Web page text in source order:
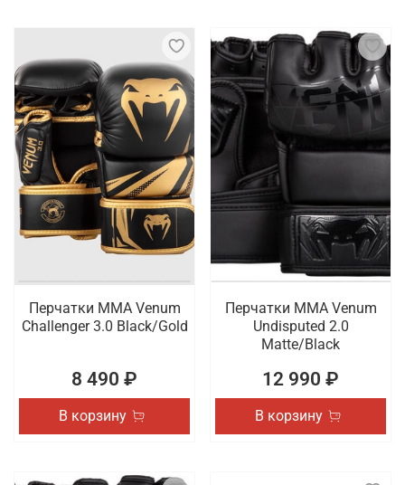
Перчатки ММА Venum
Challenger 3.0 Black/Gold
8 490 ₽
В корзину
Перчатки ММА Venum
Undisputed 2.0
Matte/Black
12 990 ₽
В корзину